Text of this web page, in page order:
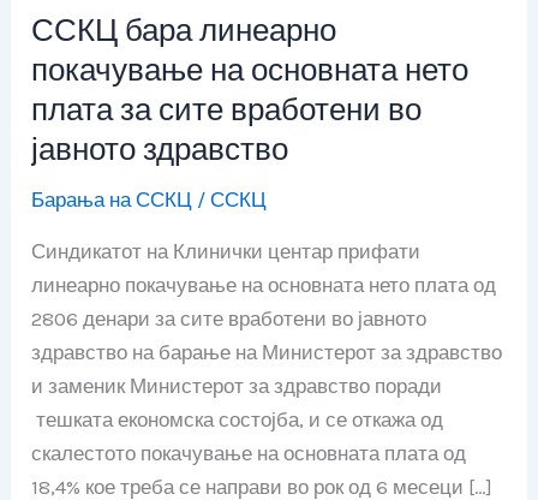
ССКЦ бара линеарно
покачување на основната нето
плата за сите вработени во
јавното здравство
Барања на ССКЦ /ССКЦ
Синдикатот на Клинички центар прифати
линеарно покачување на основната нето плата од
2806 денари за сите вработени во јавното
здравство на барање на Министерот за здравство
и заменик Министерот за здравство поради
тешката економска состојба, и се откажа од
скалестото покачување на основната плата од
18,4% кое треба се направи во рок од 6 месеци […]
ССКЦ
бара
линеарно
покачување
на
основната
плата
за
сите
вработени
во
јавното
здравство